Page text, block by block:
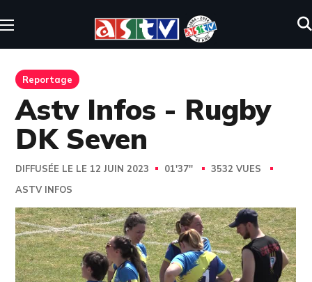
Reportage
Astv Infos - Rugby
DK Seven
DIFFUSÉE LE LE 12 JUIN 2023 01'37''
3532 VUES
ASTV INFOS